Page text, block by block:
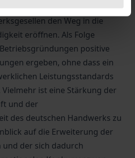
Dies würde zudem einer
den Weg in die
eröffnen. Als Folge
positive
ergeben, ohne dass ein
Leistungsstandards
ist eine Stärkung der
und der
des deutschen Handwerks zu
auf die Erweiterung der
und der sich dadurch